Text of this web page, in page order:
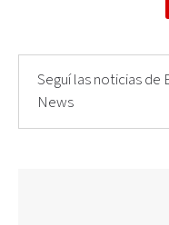
Seguí las noticias de
News